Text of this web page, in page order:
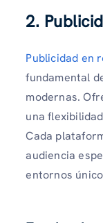
2.
Publicidad en
fundamental
modernas.
una
Cada
audiencia
entornos